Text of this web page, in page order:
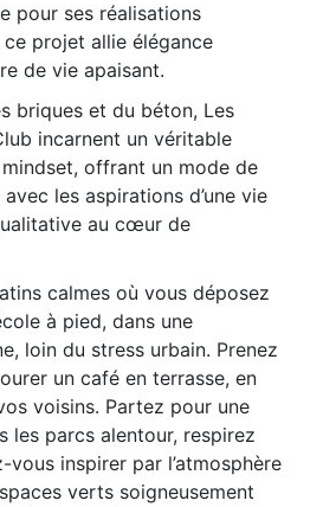
pour ses réalisations
projet allie élégance
de vie apaisant.
briques et du béton, Les
incarnent un véritable
offrant un mode de
les aspirations d’une vie
au cœur de
calmes où vous déposez
à pied, dans une
loin du stress urbain. Prenez
un café en terrasse, en
voisins. Partez pour une
les parcs alentour, respirez
vous inspirer par l’atmosphère
verts soigneusement